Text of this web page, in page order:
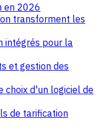
en 2026
transforment les
intégrés pour la
et gestion des
choix d'un logiciel de
de tarification